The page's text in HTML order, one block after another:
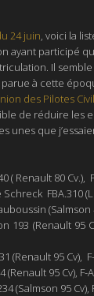
24 juin, voici la
ayant participé
Il
à cette
des Pilotes
de réduire les
unes que
( Renault 80 Cv.),
FBA.310
(Salmson
193 (Renault 95
(Renault 95 Cv),
95 Cv), F-
(Salmson 95 Cv),